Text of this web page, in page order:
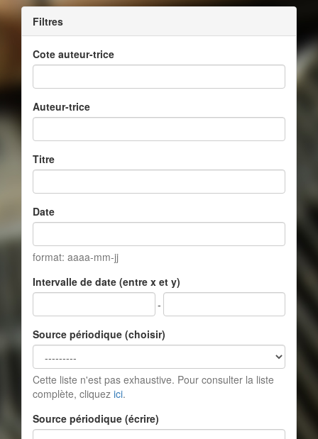
Filtres
Cote auteur-trice
Auteur-trice
Titre
Date
format: aaaa-mm-jj
Intervalle de date (entre x et y)
-
Source périodique (choisir)
Cette liste n'est pas exhaustive. Pour consulter la liste
complète, cliquez ici.
Source périodique (écrire)